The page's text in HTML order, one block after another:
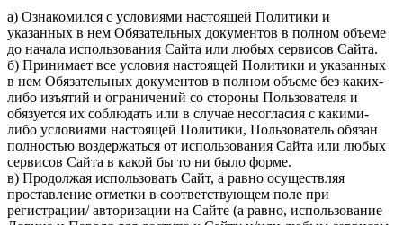
а) Ознакомился с условиями настоящей Политики и
указанных в нем Обязательных документов в полном объеме
до начала использования Сайта или любых сервисов Сайта.
б) Принимает все условия настоящей Политики и указанных
в нем Обязательных документов в полном объеме без каких-
либо изъятий и ограничений со стороны Пользователя и
обязуется их соблюдать или в случае несогласия с какими-
либо условиями настоящей Политики, Пользователь обязан
полностью воздержаться от использования Сайта или любых
сервисов Сайта в какой бы то ни было форме.
в) Продолжая использовать Сайт, а равно осуществляя
проставление отметки в соответствующем поле при
регистрации/ авторизации на Сайте (а равно, использование